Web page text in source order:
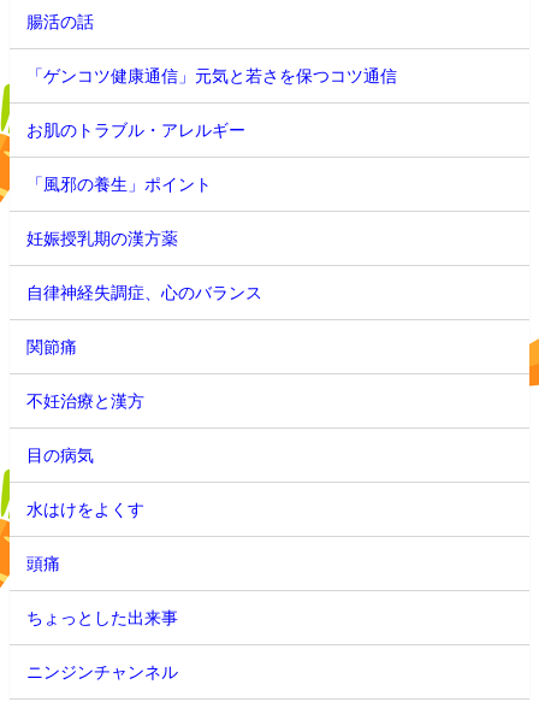
腸活の話
「ゲンコツ健康通信」元気と若さを保つコツ通信
お肌のトラブル・アレルギー
「風邪の養生」ポイント
妊娠授乳期の漢方薬
自律神経失調症、心のバランス
関節痛
不妊治療と漢方
目の病気
水はけをよくす
頭痛
ちょっとした出来事
ニンジンチャンネル